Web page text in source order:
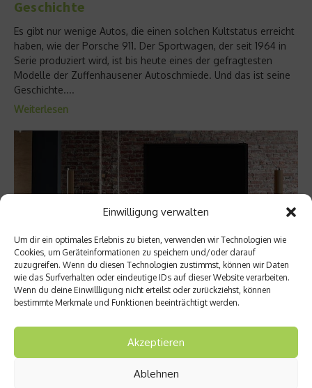
Einwilligung verwalten
Um dir ein optimales Erlebnis zu bieten, verwenden wir Technologien wie
Cookies, um Geräteinformationen zu speichern und/oder darauf
zuzugreifen. Wenn du diesen Technologien zustimmst, können wir Daten
wie das Surfverhalten oder eindeutige IDs auf dieser Website verarbeiten.
Wenn du deine Einwillligung nicht erteilst oder zurückziehst, können
bestimmte Merkmale und Funktionen beeinträchtigt werden.
Akzeptieren
Ablehnen
Geschichte
Es gibt nur wenige Autos, die einen solchen Kultstatus erreicht
haben, wie der Porsche 911. Der Sportwagen, der seit 1964 in
Serie produziert wird, ist bis heute eines der gefragtesten
Modelle der Zuffenhausener Autoschmiede. Und das ist seine
Geschichte....
Weiterlesen
Fashion & Lifestyle
Bang & Olufsen: Wer ist das eigentlich?
Seit knapp 90 Jahren ist der dänische Traditionshersteller
Bang & Olufsen nun schon eine feste Größe in der Welt der